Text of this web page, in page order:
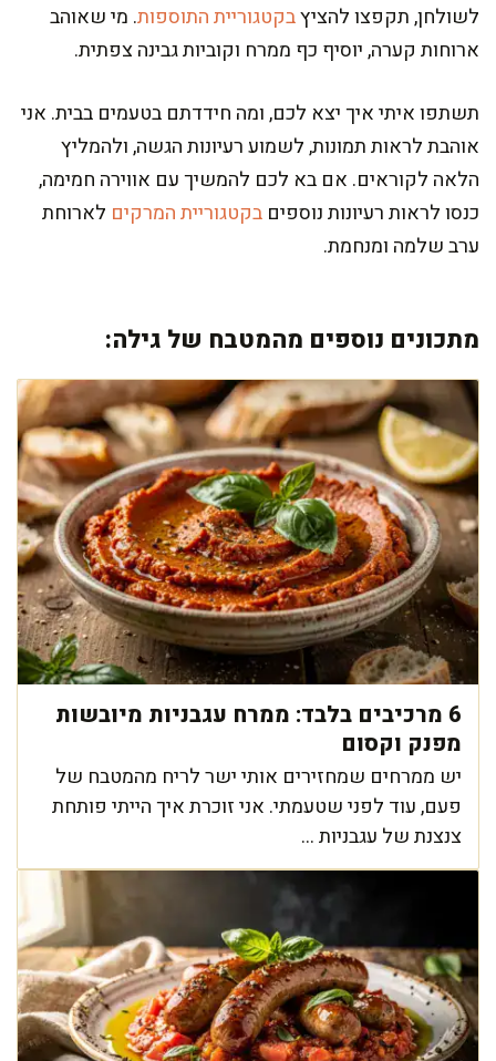
לשולחן, תקפצו להציץבקטגוריית התוספות. מי שאוהב
ארוחות קערה, יוסיף כף ממרח וקוביות גבינה צפתית.
תשתפו איתי איך יצא לכם, ומה חידדתם בטעמים בבית. אני
אוהבת לראות תמונות, לשמוע רעיונות הגשה, ולהמליץ
הלאה לקוראים. אם בא לכם להמשיך עם אווירה חמימה,
כנסו לראות רעיונות נוספים בקטגוריית המרקים לארוחת
ערב שלמה ומנחמת.
מתכונים נוספים מהמטבח של גילה:
6 מרכיבים בלבד: ממרח עגבניות מיובשות
מפנק וקסום
יש ממרחים שמחזירים אותי ישר לריח מהמטבח של
פעם, עוד לפני שטעמתי. אני זוכרת איך הייתי פותחת
צנצנת של עגבניות ...